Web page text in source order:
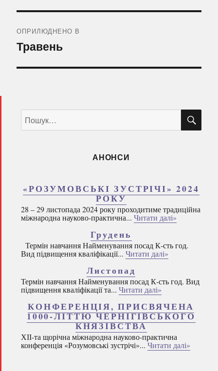
записів
ОПРИЛЮДНЕНО В
Травень
за
запитом:
АНОНСИ
«РОЗУМОВСЬКІ ЗУСТРІЧІ» 2024
РОКУ
28 – 29 листопада 2024 року проходитиме традиційна
міжнародна науково-практична... Читати далі»
Грудень
Термін навчання Найменування посад К-сть год.
Вид підвищення кваліфікації... Читати далі»
Листопад
Термін навчання Найменування посад К-сть год. Вид
підвищення кваліфікації та... Читати далі»
КОНФЕРЕНЦІЯ, ПРИСВЯЧЕНА
1000-ЛІТТЮ ЧЕРНІГІВСЬКОГО
КНЯЗІВСТВА
ХІІ-та щорічна міжнародна науково-практична
конференція «Розумовські зустрічі»... Читати далі»